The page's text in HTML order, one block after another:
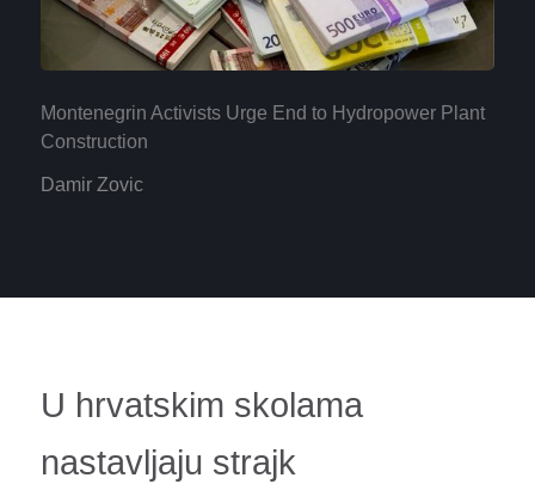
Montenegrin Activists Urge End to Hydropower Plant
Construction
Damir Zovic
U hrvatskim skolama
nastavljaju strajk